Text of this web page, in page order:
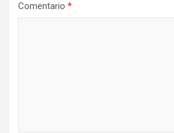
Comentario *